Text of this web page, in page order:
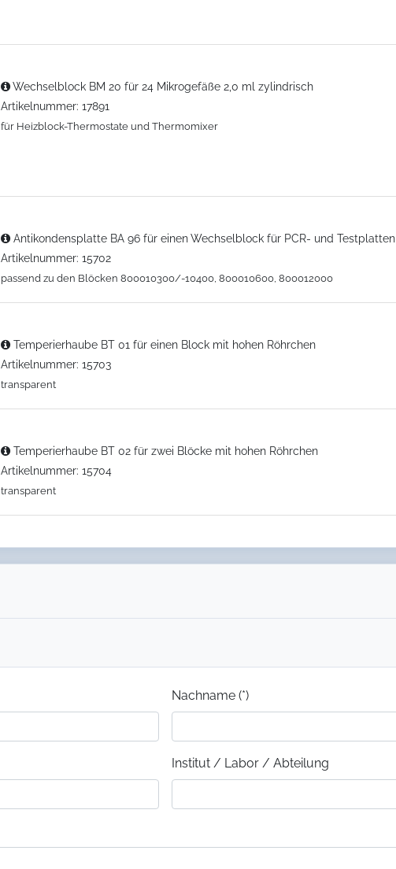
Wechselblock BM 20 für 24 Mikrogefäße 2,0 ml zylindrisch
Artikelnummer: 17891
für Heizblock-Thermostate und Thermomixer
Antikondensplatte BA 96 für einen Wechselblock für PCR- und Testplatten
Artikelnummer: 15702
passend zu den Blöcken 800010300/-10400, 800010600, 800012000
Temperierhaube BT 01 für einen Block mit hohen Röhrchen
Artikelnummer: 15703
transparent
Temperierhaube BT 02 für zwei Blöcke mit hohen Röhrchen
Artikelnummer: 15704
transparent
Nachname (*)
Institut / Labor / Abteilung